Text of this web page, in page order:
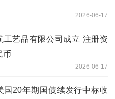
2026-06-17
工艺品有限公司成立 注册资
币
2026-06-17
国20年期国债续发行中标收